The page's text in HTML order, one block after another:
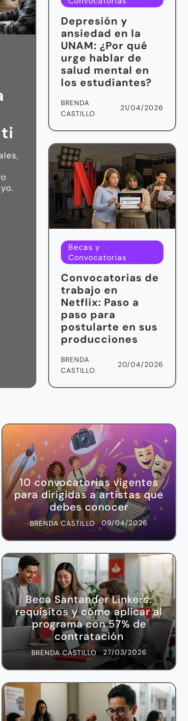
Depresión y
ansiedad en la
UNAM: ¿Por qué
urge hablar de
salud mental en
los estudiantes?
BRENDA
CASTILLO
21/04/2026
Becas y
Convocatorias
Convocatorias de
trabajo en
Netflix: Paso a
paso para
postularte en sus
producciones
BRENDA
CASTILLO
20/04/2026
10 convocatorias vigentes
para dirigidas a artistas que
debes conocer
BRENDA CASTILLO 09/04/2026
Beca Santander Linkers:
requisitos y cómo aplicar al
programa con 57% de
contratación
BRENDA CASTILLO 27/03/2026